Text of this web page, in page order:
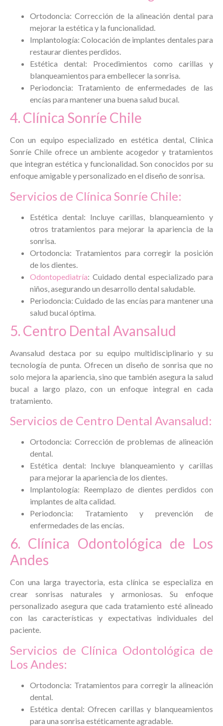
Ortodoncia: Corrección de la alineación dental para
mejorar la estética y la funcionalidad.
Implantología: Colocación de implantes dentales para
restaurar dientes perdidos.
Estética dental: Procedimientos como carillas y
blanqueamientos para embellecer la sonrisa.
Periodoncia: Tratamiento de enfermedades de las
encías para mantener una buena salud bucal.
4. Clínica Sonríe Chile
Con un equipo especializado en estética dental, Clínica
Sonríe Chile ofrece un ambiente acogedor y tratamientos
que integran estética y funcionalidad. Son conocidos por su
enfoque amigable y personalizado en el diseño de sonrisa.
Servicios de Clínica Sonríe Chile:
Estética dental: Incluye carillas, blanqueamiento y
otros tratamientos para mejorar la apariencia de la
sonrisa.
Ortodoncia: Tratamientos para corregir la posición
de los dientes.
Odontopediatría: Cuidado dental especializado para
niños, asegurando un desarrollo dental saludable.
Periodoncia: Cuidado de las encías para mantener una
salud bucal óptima.
5. Centro Dental Avansalud
Avansalud destaca por su equipo multidisciplinario y su
tecnología de punta. Ofrecen un diseño de sonrisa que no
solo mejora la apariencia, sino que también asegura la salud
bucal a largo plazo, con un enfoque integral en cada
tratamiento.
Servicios de Centro Dental Avansalud:
Ortodoncia: Corrección de problemas de alineación
dental.
Estética dental: Incluye blanqueamiento y carillas
para mejorar la apariencia de los dientes.
Implantología: Reemplazo de dientes perdidos con
implantes de alta calidad.
Periodoncia: Tratamiento y prevención de
enfermedades de las encías.
6. Clínica Odontológica de Los
Andes
Con una larga trayectoria, esta clínica se especializa en
crear sonrisas naturales y armoniosas. Su enfoque
personalizado asegura que cada tratamiento esté alineado
con las características y expectativas individuales del
paciente.
Servicios de Clínica Odontológica de
Los Andes:
Ortodoncia: Tratamientos para corregir la alineación
dental.
Estética dental: Ofrecen carillas y blanqueamientos
para una sonrisa estéticamente agradable.